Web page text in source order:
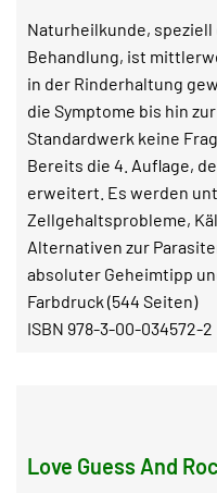
Naturheilkunde,
Behandlung, ist
in der Rinderhaltung
die Symptome bis hin
Standardwerk keine
Bereits die 4. Auflage,
erweitert. Es werden
Zellgehaltsprobleme,
Alternativen zur
absoluter Geheimtipp
Farbdruck (544 Seiten)
ISBN 978-3-00-034572-2
Love Guess And